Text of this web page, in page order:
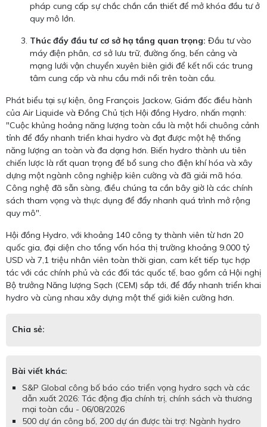
pháp cung cấp sự chắc chắn cần thiết để mở khóa đầu tư ở
quy mô lớn.
Thúc đẩy đầu tư cơ sở hạ tầng quan trọng: Đầu tư vào
máy điện phân, cơ sở lưu trữ, đường ống, bến cảng và
mạng lưới vận chuyển xuyên biên giới để kết nối các trung
tâm cung cấp và nhu cầu mới nổi trên toàn cầu.
Phát biểu tại sự kiện, ông François Jackow, Giám đốc điều hành
của Air Liquide và Đồng Chủ tịch Hội đồng Hydro, nhấn mạnh:
"Cuộc khủng hoảng năng lượng toàn cầu là một hồi chuông cảnh
tỉnh để đẩy nhanh triển khai hydro và đạt được một hệ thống
năng lượng an toàn và đa dạng hơn. Biến hydro thành ưu tiên
chiến lược là rất quan trọng để bổ sung cho điện khí hóa và xây
dựng một ngành công nghiệp kiên cường và đã giải mã hóa.
Công nghệ đã sẵn sàng, điều chúng ta cần bây giờ là các chính
sách tham vọng và thực dụng để đẩy nhanh quá trình mở rộng
quy mô".
Hội đồng Hydro, với khoảng 140 công ty thành viên từ hơn 20
quốc gia, đại diện cho tổng vốn hóa thị trường khoảng 9.000 tỷ
USD và 7,1 triệu nhân viên toàn thời gian, cam kết tiếp tục hợp
tác với các chính phủ và các đối tác quốc tế, bao gồm cả Hội nghị
Bộ trưởng Năng lượng Sạch (CEM) sắp tới, để đẩy nhanh triển khai
hydro và cùng nhau xây dựng một thế giới kiên cường hơn.
Chia sẻ:
Bài viết khác:
S&P Global công bố báo cáo triển vọng hydro sạch và các
dẫn xuất 2026: Tác động địa chính trị, chính sách và thương
mại toàn cầu - 06/08/2026
500 dự án công bố, 200 dự án được tài trợ: Ngành hydro